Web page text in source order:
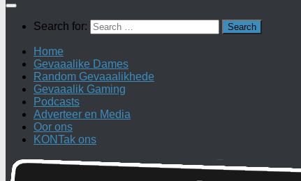
Search for:
Home
Gevaaalike Dames
Random Gevaaalikhede
Gevaaalik Gaming
Podcasts
Adverteer en Media
Oor ons
KONTak ons